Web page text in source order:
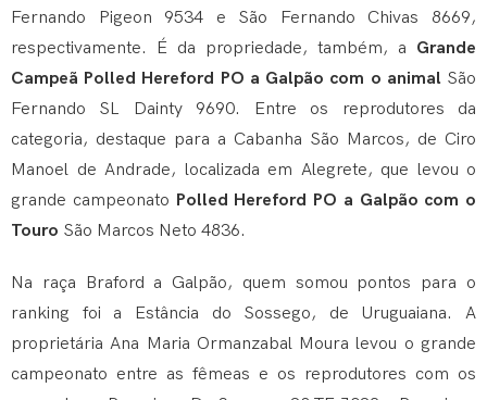
Fernando Pigeon 9534 e São Fernando Chivas 8669,
respectivamente. É da propriedade, também, a Grande
Campeã Polled Hereford PO a Galpão com o animal São
Fernando SL Dainty 9690. Entre os reprodutores da
categoria, destaque para a Cabanha São Marcos, de Ciro
Manoel de Andrade, localizada em Alegrete, que levou o
grande campeonato Polled Hereford PO a Galpão com o
Touro São Marcos Neto 4836.
Na raça Braford a Galpão, quem somou pontos para o
ranking foi a Estância do Sossego, de Uruguaiana. A
proprietária Ana Maria Ormanzabal Moura levou o grande
campeonato entre as fêmeas e os reprodutores com os